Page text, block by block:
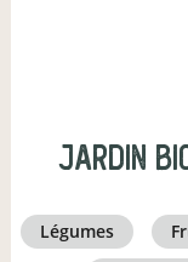
JARDIN
légumes